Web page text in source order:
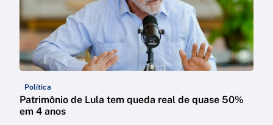
Política
Patrimônio de Lula tem queda real de quase 50%
em 4 anos